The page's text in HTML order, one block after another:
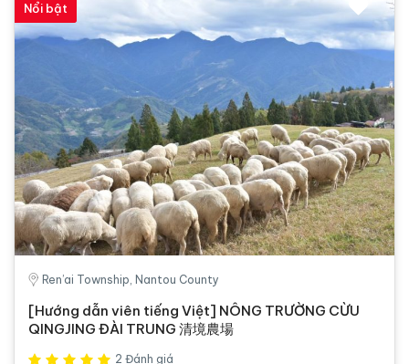
Nổi bật
Ren’ai Township, Nantou County
[Hướng dẫn viên tiếng Việt] NÔNG TRƯỜNG CỪU
QINGJING ĐÀI TRUNG 清境農場
2 Đánh giá